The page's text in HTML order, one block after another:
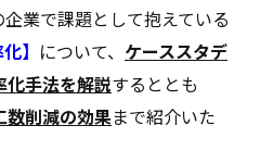
業で課題として抱えている
】 について、 ケーススタデ
化手法を解説するととも
数削減の効果まで紹介いた